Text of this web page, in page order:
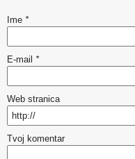
Ime *
E-mail *
Web stranica
Tvoj komentar